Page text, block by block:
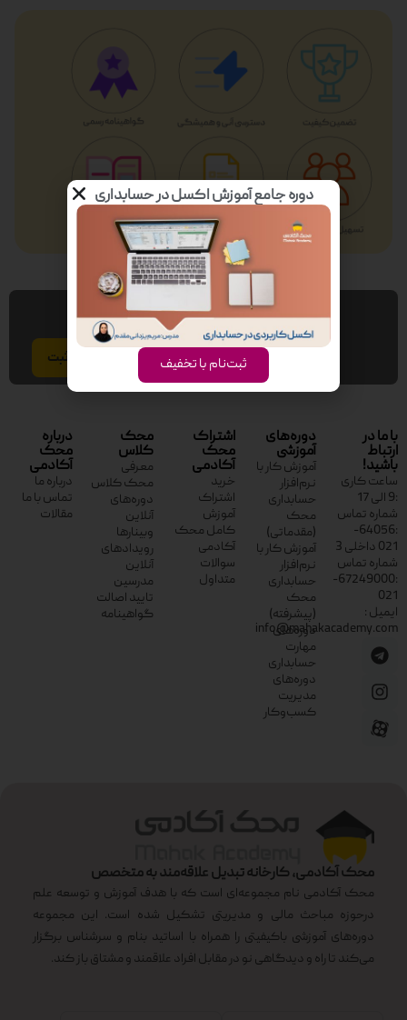
عضویت در خبر نامه
ایمیل
با ما در
ارتباط
باشید!
ساعت کاری
:9 الی 17
شماره تماس
:64056-
021 داخلی 3
شماره تماس
:67249000-
021
ایمیل :
info@mahakacademy.com
دوره‌های
آموزشی
آموزش کار با
نرم‌افزار
حسابداری
محک
(مقدماتی)
آموزش کار با
نرم‌افزار
حسابداری
محک
(پیشرفته)
دوره‌های
مهارت
حسابداری
دوره‌های
مدیریت
کسب‌وکار
اشتراک
محک
آکادمی
خرید
اشتراک
آموزش
کامل محک
آکادمی
سوالات
متداول
محک
کلاس
معرفی
محک کلاس
دوره‌های
آنلاین
وبینارها
رویدادهای
آنلاین
مدرسین
تایید اصالت
گواهینامه
درباره
محک
آکادمی
درباره ما
تماس با ما
مقالات
محک آکادمی، کارخانه تبدیل علاقه‌مند به متخصص
محک آکادمی نام مجموعه‌ای است که با هدف آموزش و توسعه علم
درحوزه مباحث مالی و مدیریتی تشکیل شده است. این مجموعه
دوره‌های آموزشی باکیفیتی را همراه با اساتید بنام و سرشناس برگزار
می‌کند تا راه و دیدگاهی نو در مقابل افراد علاقمند و مشتاق باز کند.
دوره جامع آموزش اکسل در حسابداری
ثبت‌نام با تخفیف